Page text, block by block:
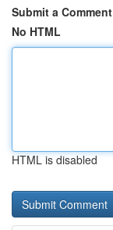
Submit a Comment
No HTML
HTML is disabled